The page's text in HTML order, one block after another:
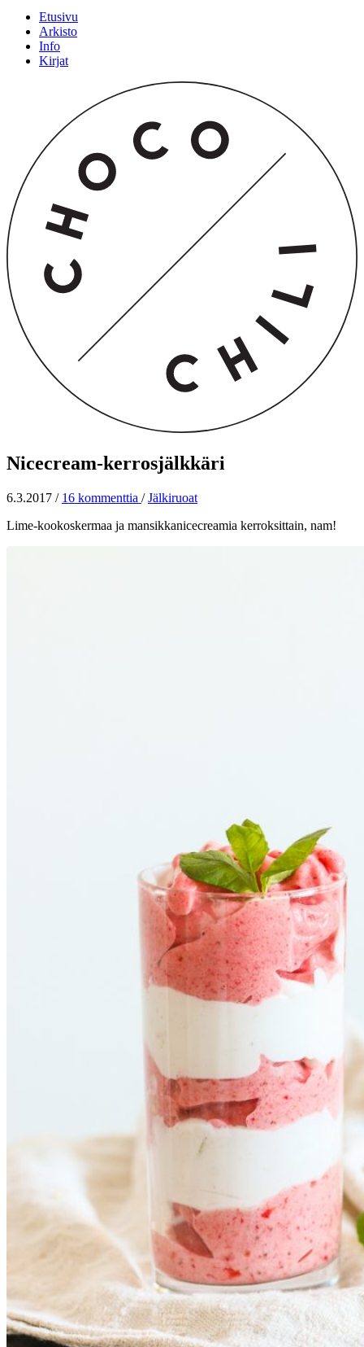
Etusivu
Arkisto
Info
Kirjat
Nicecream-kerrosjälkkäri
6.3.2017 / 16 kommenttia / Jälkiruoat
Lime-kookoskermaa ja mansikkanicecreamia kerroksittain, nam!